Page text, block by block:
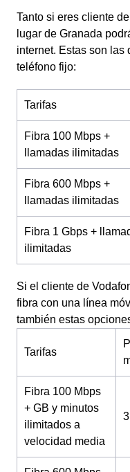
Tanto si eres cliente
lugar de Granada
internet. Estas son las
teléfono fijo:
Tarifas
Fibra 100 Mbps +
llamadas ilimitadas
Fibra 600 Mbps +
llamadas ilimitadas
Fibra 1 Gbps +
ilimitadas
Si el cliente de
fibra con una línea
también estas
Tarifas
Fibra 100 Mbps
+ GB y minutos
ilimitados a
velocidad media